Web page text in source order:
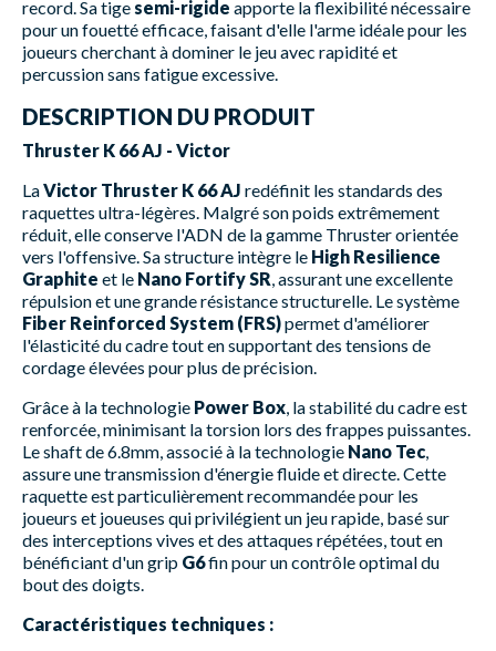
record. Sa tige semi-rigide apporte la flexibilité nécessaire
pour un fouetté efficace, faisant d'elle l'arme idéale pour les
joueurs cherchant à dominer le jeu avec rapidité et
percussion sans fatigue excessive.
DESCRIPTION DU PRODUIT
Thruster K 66 AJ - Victor
LaVictor Thruster K 66 AJ redéfinit les standards des
raquettes ultra-légères. Malgré son poids extrêmement
réduit, elle conserve l'ADN de la gamme Thruster orientée
vers l'offensive. Sa structure intègre le High Resilience
Graphite et le Nano Fortify SR , assurant une excellente
répulsion et une grande résistance structurelle. Le système
Fiber Reinforced System (FRS)permet d'améliorer
l'élasticité du cadre tout en supportant des tensions de
cordage élevées pour plus de précision.
Grâce à la technologie Power Box , la stabilité du cadre est
renforcée, minimisant la torsion lors des frappes puissantes.
Le shaft de 6.8mm, associé à la technologie Nano Tec
assure une transmission d'énergie fluide et directe. Cette
raquette est particulièrement recommandée pour les
joueurs et joueuses qui privilégient un jeu rapide, basé sur
des interceptions vives et des attaques répétées, tout en
bénéficiant d'un grip G6fin pour un contrôle optimal du
bout des doigts.
Caractéristiques techniques :